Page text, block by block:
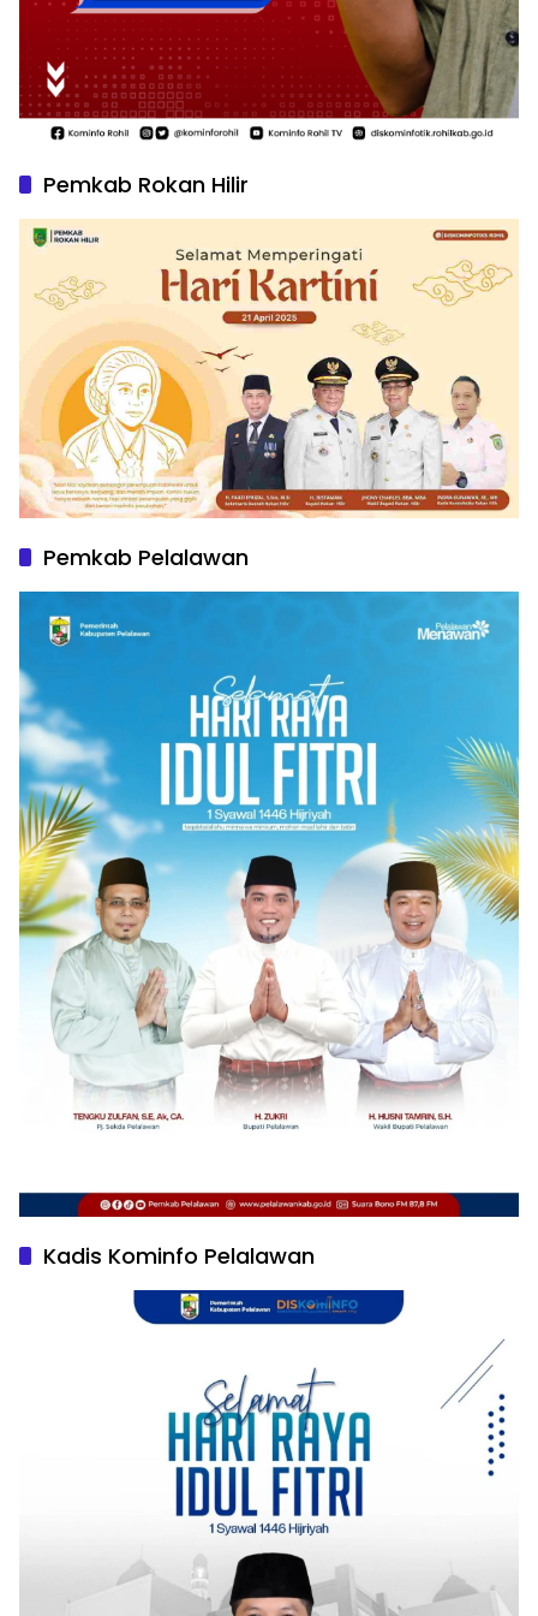
Pemkab Rokan Hilir
Pemkab Pelalawan
Kadis Kominfo Pelalawan